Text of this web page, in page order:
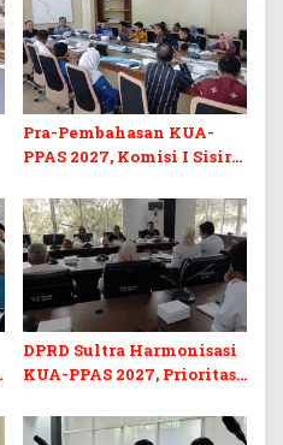
Pra-Pembahasan KUA-
PPAS 2027, Komisi I Sisir
Berkelanjutan
DPRD Sultra Harmonisasi
KUA-PPAS 2027, Prioritas
dan Pelunasan Utang